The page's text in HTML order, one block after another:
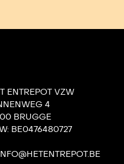
ENTREPOT VZW
4
BRUGGE
BE0476480727